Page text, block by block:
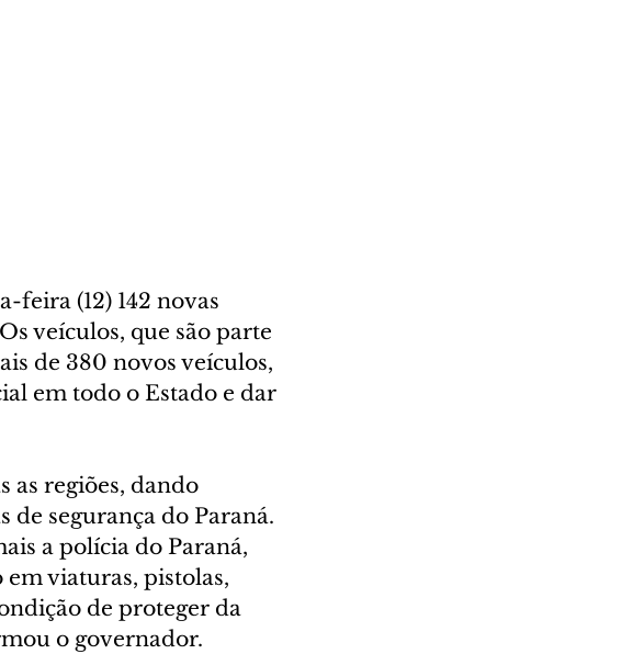
feira (12) 142 novas
veículos, que são parte
de 380 novos veículos,
em todo o Estado e dar
as regiões, dando
de segurança do Paraná.
a polícia do Paraná,
viaturas, pistolas,
de proteger da
o governador.